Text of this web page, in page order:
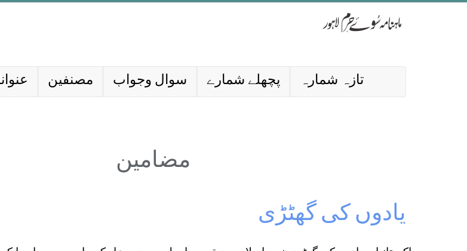
مصنفین سوال وجواب پچھلے شمارے تازہ شمارہ
مضامین
یادوں کی گھٹڑی